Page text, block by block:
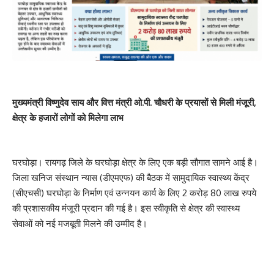
मुख्यमंत्री विष्णुदेव साय और वित्त मंत्री ओ.पी. चौधरी के प्रयासों से मिली मंजूरी,
क्षेत्र के हजारों लोगों को मिलेगा लाभ
घरघोड़ा। रायगढ़ जिले के घरघोड़ा क्षेत्र के लिए एक बड़ी सौगात सामने आई है।
जिला खनिज संस्थान न्यास (डीएमएफ) की बैठक में सामुदायिक स्वास्थ्य केंद्र
(सीएचसी) घरघोड़ा के निर्माण एवं उन्नयन कार्य के लिए 2 करोड़ 80 लाख रुपये
की प्रशासकीय मंजूरी प्रदान की गई है। इस स्वीकृति से क्षेत्र की स्वास्थ्य
सेवाओं को नई मजबूती मिलने की उम्मीद है।